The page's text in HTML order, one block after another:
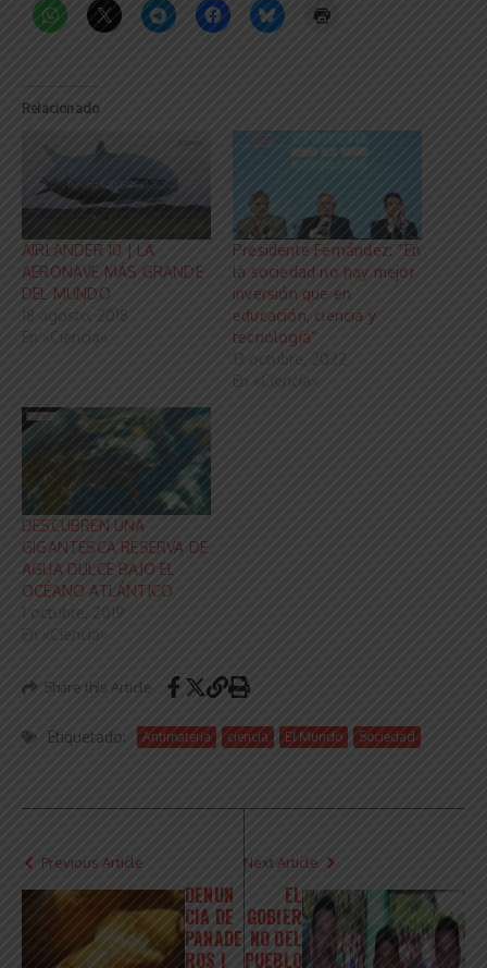
Relacionado
AIRLANDER 10 | LA
AERONAVE MÁS GRANDE
DEL MUNDO
18 agosto, 2018
En «Ciencia»
Presidente Fernández: “En
la sociedad no hay mejor
inversión que en
educación, ciencia y
tecnología”
13 octubre, 2022
En «Ciencia»
DESCUBREN UNA
GIGANTESCA RESERVA DE
AGUA DULCE BAJO EL
OCÉANO ATLÁNTICO
1 octubre, 2019
En «Ciencia»
Share this Article
Etiquetado: Antimateria ciencia El Mundo Sociedad
Previous Article
DENUN
CIA DE
PANADE
ROS |
Next Article
EL
GOBIER
NO DEL
PUEBLO